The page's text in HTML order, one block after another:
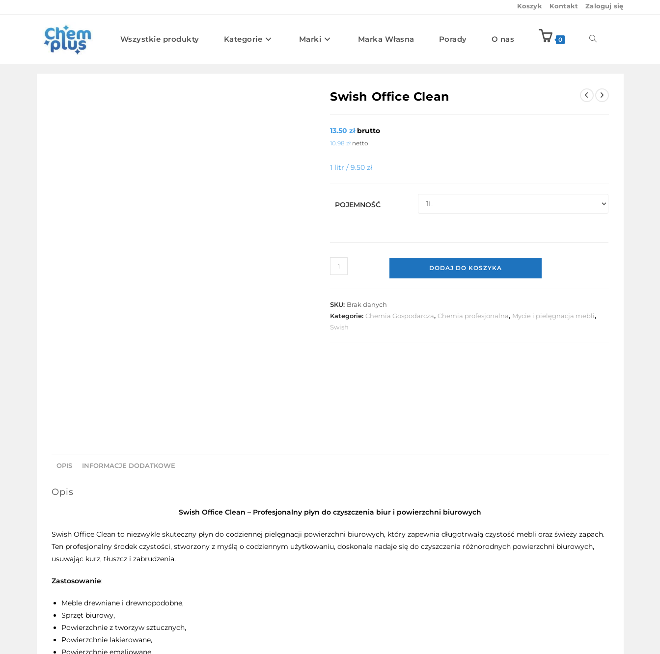
Koszyk Kontakt Zaloguj się
Wszystkie produkty Kategorie Marki Marka Własna Porady O nas 0 Toggle
Swish Office Clean
13.50 złbrutto
10.98 zł netto
1 litr / 9.50 zł
POJEMNOŚĆ
ilość
Swish
DODAJ DO KOSZYKA
SKU: Brak danych
Kategorie: Chemia Gospodarcza, Chemia profesjonalna, Mycie i pielęgnacja mebli,
Swish
OPIS INFORMACJE DODATKOWE
Opis
Swish Office Clean – Profesjonalny płyn do czyszczenia biur i powierzchni biurowych
Swish Office Clean to niezwykle skuteczny płyn do codziennej pielęgnacji powierzchni biurowych, który zapewnia długotrwałą czystość mebli oraz świeży zapach.
Ten profesjonalny środek czystości, stworzony z myślą o codziennym użytkowaniu, doskonale nadaje się do czyszczenia różnorodnych powierzchni biurowych,
usuwając kurz, tłuszcz i zabrudzenia.
Zastosowanie:
Meble drewniane i drewnopodobne,
Sprzęt biurowy,
Powierzchnie z tworzyw sztucznych,
Powierzchnie lakierowane,
Powierzchnie emaliowane,